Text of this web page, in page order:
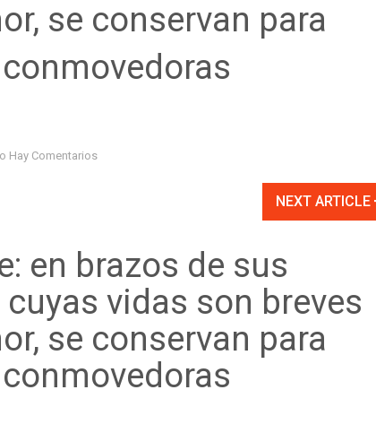
se conservan para
Hay Comentarios
NEXT ARTICLE
en brazos de sus
vidas son breves
se conservan para